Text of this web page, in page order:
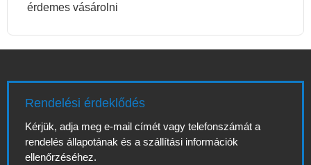
érdemes vásárolni
Rendelési érdeklődés
Kérjük, adja meg e-mail címét vagy telefonszámát a
rendelés állapotának és a szállítási információk
ellenőrzéséhez.